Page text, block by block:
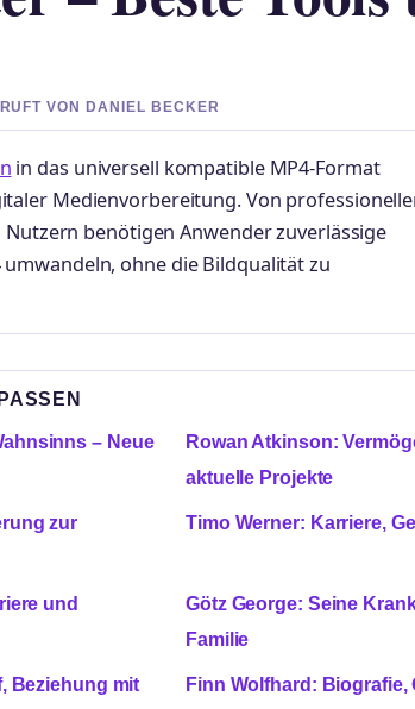
VON DANIEL BECKER
in das universell kompatible MP4-Format
Medienvorbereitung. Von
benötigen Anwender zuverlässige
umwandeln, ohne die Bildqualität zu
– Neue
Rowan Atkinson:
aktuelle Projekte
zur
Timo Werner: Karriere,
und
Götz George: Seine
Familie
Beziehung mit
Finn Wolfhard: